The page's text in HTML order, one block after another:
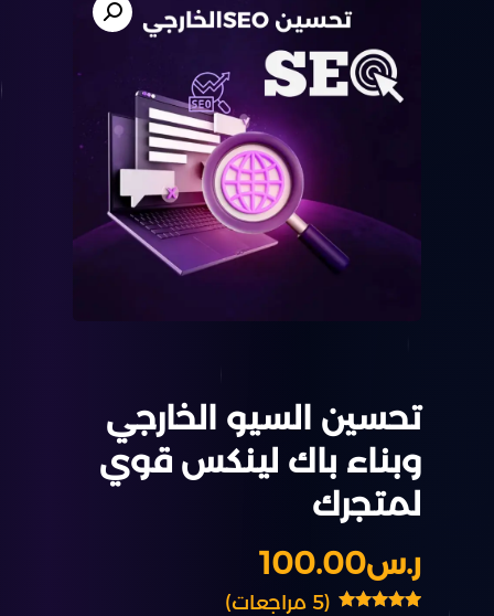
تحسين السيو الخارجي
وبناء باك لينكس قوي
لمتجرك
ر.س100.00
(
5 مراجعات)